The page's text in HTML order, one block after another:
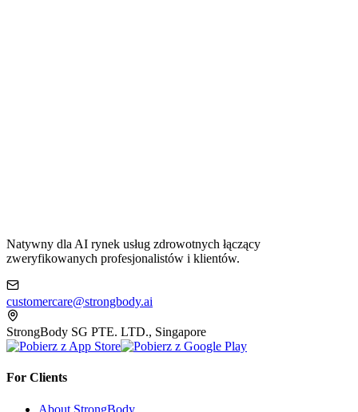
Natywny dla AI rynek usług zdrowotnych łączący
zweryfikowanych profesjonalistów i klientów.
customercare@strongbody.ai
StrongBody SG PTE. LTD., Singapore
For Clients
About StrongBody